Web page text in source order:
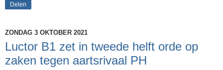
Delen
ZONDAG 3 OKTOBER 2021
Luctor B1 zet in tweede helft orde op
zaken tegen aartsrivaal PH